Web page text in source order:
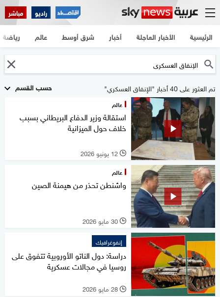
راديو مباشر
الرئيسية الأخبار العاجلة أخبار شرق أوسط عالم رياضة
حسب القسم تم العثور على 40 أخبار "الإنفاق العسكري"
عالم
استقالة وزير الدفاع البريطاني بسبب
خلاف حول الميزانية
l 12 يونيو 2026
عالم
واشنطن تحذر من هيمنة الصين
l 30 مايو 2026
إنفوغرافيك
دراسة: دول الناتو الأوروبية تتفوق على
روسيا في مجالات عسكرية
l 28 مايو 2026